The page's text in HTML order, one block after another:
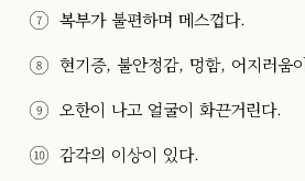
복부가 불편하며 메스껍다.
현기증, 불안정감, 멍함, 어지러움
오한이 나고 얼굴이 화끈거린다.
감각의 이상이 있다.